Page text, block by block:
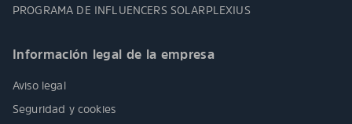
PROGRAMA DE INFLUENCERS SOLARPLEXIUS
Información legal de la empresa
Aviso legal
Seguridad y cookies